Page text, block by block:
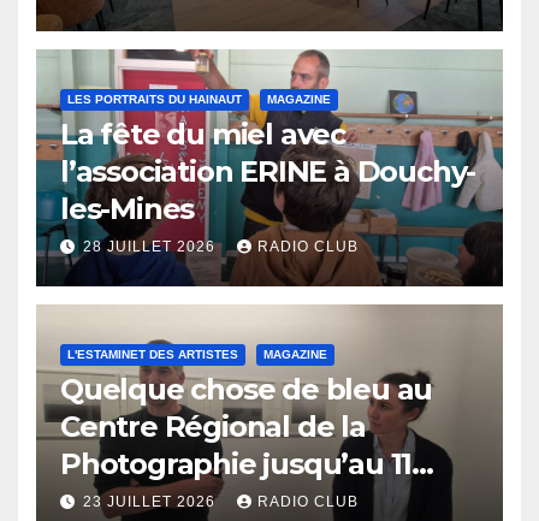
LES PORTRAITS DU HAINAUT MAGAZINE
La fête du miel avec
l’association ERINE à Douchy-
les-Mines
28 JUILLET 2026 RADIO CLUB
L'ESTAMINET DES ARTISTES MAGAZINE
Quelque chose de bleu au
Centre Régional de la
Photographie jusqu’au 11
octobre
23 JUILLET 2026 RADIO CLUB